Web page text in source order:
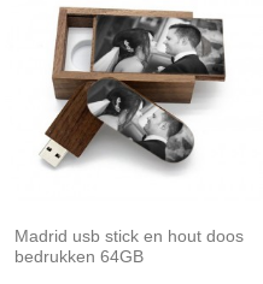
Madrid usb stick en hout doos
bedrukken 64GB